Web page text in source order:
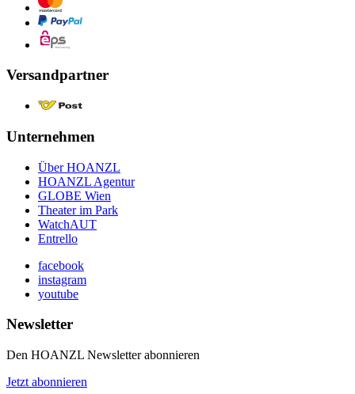
Versandpartner
Unternehmen
Über HOANZL
HOANZL Agentur
GLOBE Wien
Theater im Park
WatchAUT
Entrello
facebook
instagram
youtube
Newsletter
Den HOANZL Newsletter abonnieren
Jetzt abonnieren